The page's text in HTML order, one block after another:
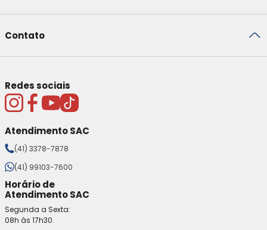
Contato
Redes sociais
Atendimento SAC
(41) 3378-7878
(41) 99103-7600
Horário de
Atendimento SAC
Segunda a Sexta:
08h às 17h30.